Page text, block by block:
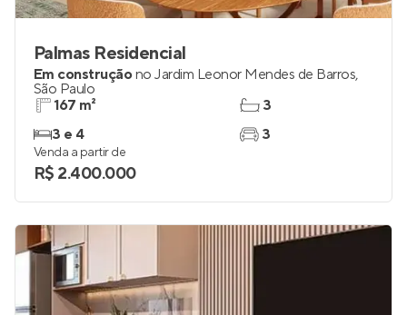
Palmas Residencial
Em construçãono Jardim Leonor Mendes de Barros,
São Paulo
167 m²
3 e 4
3
3
Venda a partir de
R$ 2.400.000